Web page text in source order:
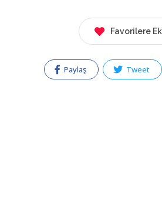
Favorilere
Paylaş Tweet